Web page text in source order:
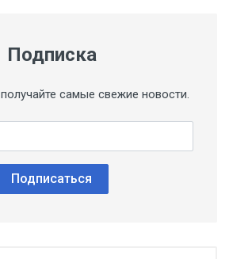
Подписка
самые свежие новости.
Подписаться